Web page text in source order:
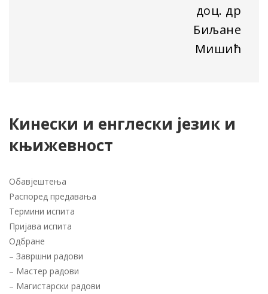
доц. др
Биљане
Мишић
Кинески и енглески језик и
књижевност
Обавјештења
Распоред предавања
Термини испита
Пријава испита
Одбране
– Завршни радови
– Мастер радови
– Магистарски радови